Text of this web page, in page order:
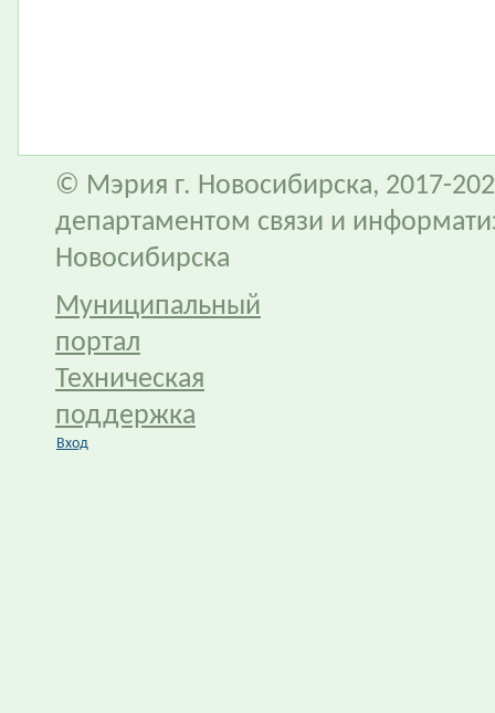
© Мэрия г. Новосибирска, 2017-
департаментом связи и
Новосибирска
Муниципальный
портал
Техническая
поддержка
Вход